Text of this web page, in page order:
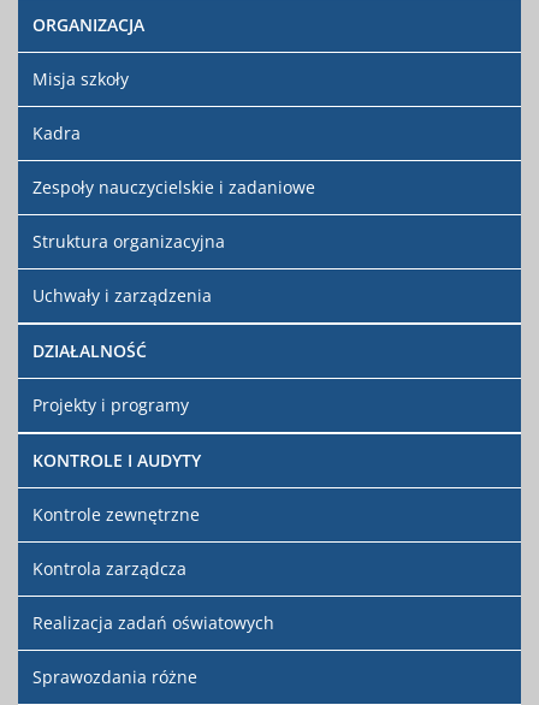
Artykuł został
zmieniony.
poniedziałek,
2021 15:21
Kochanowska
Artykuł został
09:35
Artykuł został
zmieniony.
styczeń 2023
User
ORGANIZACJA
Misja szkoły
Kadra
Zespoły nauczycielskie i zadaniowe
Struktura organizacyjna
Uchwały i zarządzenia
DZIAŁALNOŚĆ
Projekty i programy
KONTROLE I AUDYTY
Kontrole zewnętrzne
Kontrola zarządcza
Realizacja zadań oświatowych
Sprawozdania różne